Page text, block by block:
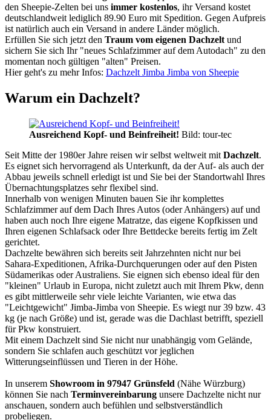
den Sheepie-Zelten bei uns immer kostenlos, ihr Versand kostet
deutschlandweit lediglich 89.90 Euro mit Spedition. Gegen Aufpreis
ist natürlich auch ein Versand in andere Länder möglich.
Erfüllen Sie sich jetzt den Traum vom eigenen Dachzelt und
sichern Sie sich Ihr "neues Schlafzimmer auf dem Autodach" zu den
momentan noch gültigen "alten" Preisen.
Hier geht's zu mehr Infos: Dachzelt Jimba Jimba von Sheepie
Warum ein Dachzelt?
Ausreichend Kopf- und Beinfreiheit! Bild: tour-tec
Seit Mitte der 1980er Jahre reisen wir selbst weltweit mit Dachzelt.
Es eignet sich hervorragend als Unterkunft, da der Auf- als auch der
Abbau jeweils schnell erledigt ist und Sie bei der Standortwahl Ihres
Übernachtungsplatzes sehr flexibel sind.
Innerhalb von wenigen Minuten bauen Sie ihr komplettes
Schlafzimmer auf dem Dach Ihres Autos (oder Anhängers) auf und
haben auch noch Ihre eigene Matratze, das eigene Kopfkissen und
Ihren eigenen Schlafsack oder Ihre Bettdecke bereits fertig im Zelt
gerichtet.
Dachzelte bewähren sich bereits seit Jahrzehnten nicht nur bei
Sahara-Expeditionen, Afrika-Durchquerungen oder auf den Pisten
Südamerikas oder Australiens. Sie eignen sich ebenso ideal für den
"kleinen" Urlaub in Europa, nicht zuletzt auch mit Ihrem Pkw, denn
es gibt mittlerweile sehr viele leichte Varianten, wie etwa das
"Leichtgewicht" Jimba-Jimba von Sheepie. Es wiegt nur 39 bzw. 43
kg (je nach Größe) und ist, gerade was die Dachlast betrifft, speziell
für Pkw konstruiert.
Mit einem Dachzelt sind Sie nicht nur unabhängig vom Gelände,
sondern Sie schlafen auch geschützt vor jeglichen
Witterungseinflüssen und Tieren in der Höhe.
In unserem Showroom in 97947 Grünsfeld (Nähe Würzburg)
können Sie nach Terminvereinbarung unsere Dachzelte nicht nur
anschauen, sondern auch befühlen und selbstverständlich
probeliegen.